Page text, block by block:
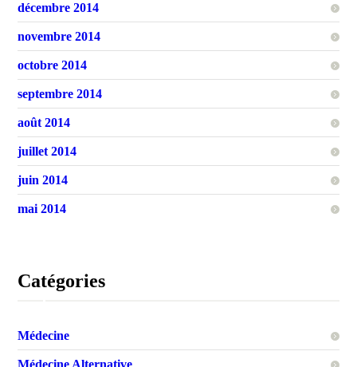
décembre 2014
novembre 2014
octobre 2014
septembre 2014
août 2014
juillet 2014
juin 2014
mai 2014
Catégories
Médecine
Médecine Alternative